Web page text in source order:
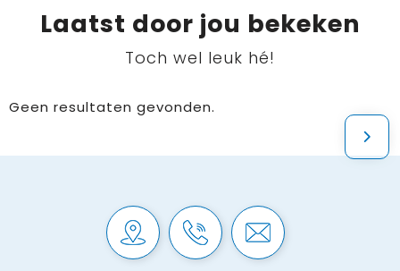
Laatst door jou bekeken
Toch wel leuk hé!
Geen resultaten gevonden.